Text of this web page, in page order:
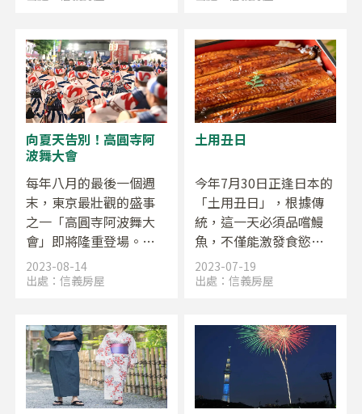
日，舉辦節分活動。
向夏天告別！高圓寺阿
波舞大會
每年八月的最後一個週
末，東京最壯觀的盛事
之一「高圓寺阿波舞大
會」即將隆重登場。高
圓寺平時就是一個充滿
個性的地方，在阿波舞
對值得期待！
2023-08-14
出處： 信義房屋
土用丑日
今年7月30日正逢日本的
「土用丑日」，根據傳
統，這一天必須品嚐鰻
魚，不僅能激發食慾，
補充活力，更能消除厄
運與疾病。讓我們一起
2023-07-19
出處： 信義房屋